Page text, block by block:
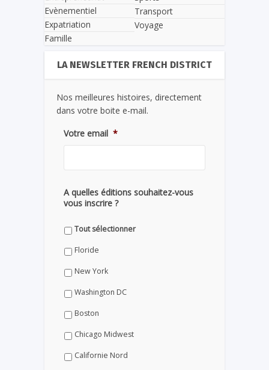
Evènementiel
Expatriation
Famille
Transport
Voyage
LA NEWSLETTER FRENCH DISTRICT
Nos meilleures histoires, directement
dans votre boite e-mail.
Votre email *
A quelles éditions souhaitez-vous
vous inscrire ?
Tout sélectionner
Floride
New York
Washington DC
Boston
Chicago Midwest
Californie Nord